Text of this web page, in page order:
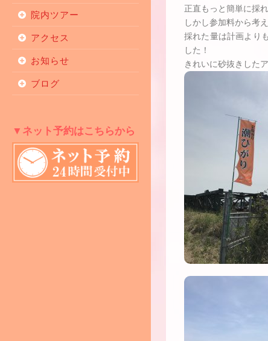
院内ツアー
アクセス
お知らせ
ブログ
▼ネット予約はこちらから
正直もっと簡単に採
しかし参加料から考
採れた量は計画より
した！
きれいに砂抜きした